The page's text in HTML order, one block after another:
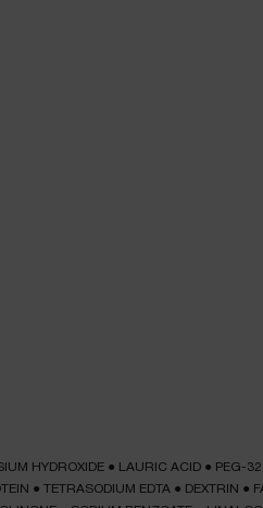
HYDROXIDE ● LAURIC ACID ● PEG-32
● TETRASODIUM EDTA ● DEXTRIN ●